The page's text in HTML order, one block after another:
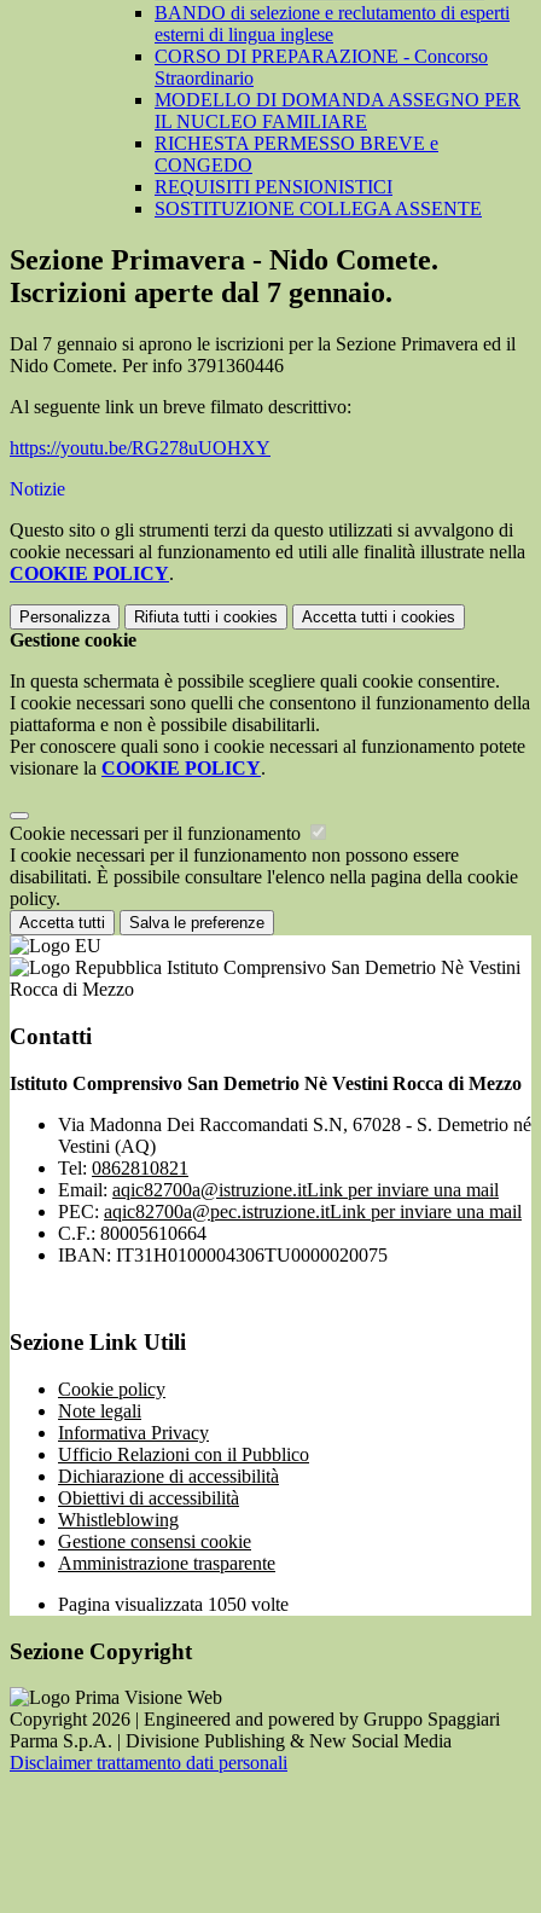
BANDO di selezione e reclutamento di esperti
esterni di lingua inglese
CORSO DI PREPARAZIONE - Concorso
Straordinario
MODELLO DI DOMANDA ASSEGNO PER
IL NUCLEO FAMILIARE
RICHESTA PERMESSO BREVE e
CONGEDO
REQUISITI PENSIONISTICI
SOSTITUZIONE COLLEGA ASSENTE
Sezione Primavera - Nido Comete.
Iscrizioni aperte dal 7 gennaio.
Dal 7 gennaio si aprono le iscrizioni per la Sezione Primavera ed il
Nido Comete. Per info 3791360446
Al seguente link un breve filmato descrittivo:
https://youtu.be/RG278uUOHXY
Notizie
Questo sito o gli strumenti terzi da questo utilizzati si avvalgono di
cookie necessari al funzionamento ed utili alle finalità illustrate nella
COOKIE POLICY.
Personalizza Rifiuta tutti i cookies Accetta tutti i cookies
Gestione cookie
In questa schermata è possibile scegliere quali cookie consentire.
I cookie necessari sono quelli che consentono il funzionamento della
piattaforma e non è possibile disabilitarli.
Per conoscere quali sono i cookie necessari al funzionamento potete
visionare la COOKIE POLICY.
Cookie necessari per il funzionamento
I cookie necessari per il funzionamento non possono essere
disabilitati. È possibile consultare l'elenco nella pagina della cookie
policy.
Accetta tutti Salva le preferenze
Istituto Comprensivo San Demetrio Nè Vestini
Rocca di Mezzo
Contatti
Istituto Comprensivo San Demetrio Nè Vestini Rocca di Mezzo
Via Madonna Dei Raccomandati S.N, 67028 - S. Demetrio né
Vestini (AQ)
Tel: 0862810821
Email: aqic82700a@istruzione.itLink per inviare una mail
PEC: aqic82700a@pec.istruzione.itLink per inviare una mail
C.F.: 80005610664
IBAN: IT31H0100004306TU0000020075
Sezione Link Utili
Cookie policy
Note legali
Informativa Privacy
Ufficio Relazioni con il Pubblico
Dichiarazione di accessibilità
Obiettivi di accessibilità
Whistleblowing
Gestione consensi cookie
Amministrazione trasparente
Pagina visualizzata 1050 volte
Sezione Copyright
Copyright 2026 | Engineered and powered by Gruppo Spaggiari
Parma S.p.A. | Divisione Publishing & New Social Media
Disclaimer trattamento dati personali